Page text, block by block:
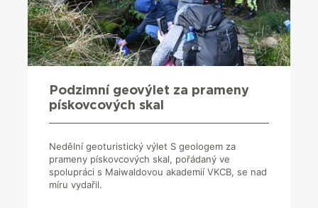
Podzimní geovýlet za prameny
pískovcových skal
Nedělní geoturistický výlet S geologem za
prameny pískovcových skal, pořádaný ve
spolupráci s Maiwaldovou akademií VKCB, se nad
míru vydařil.